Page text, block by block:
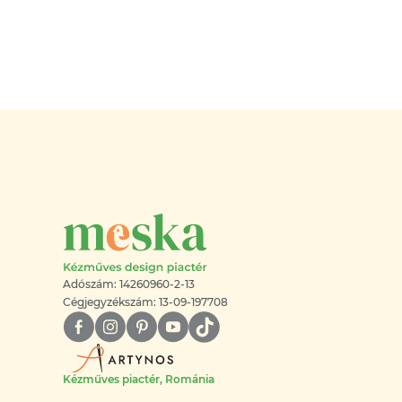
Adószám: 14260960-2-13
Cégjegyzékszám: 13-09-197708
Kézműves piactér, Románia